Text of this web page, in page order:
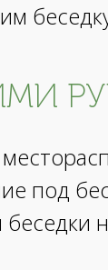
под